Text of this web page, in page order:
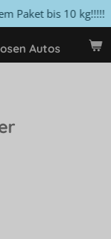
Autos
Paket bis 10 kg!!!!!